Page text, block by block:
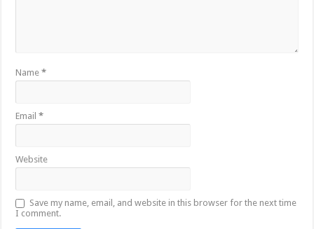
Name*
Email*
Website
Save my name, email, and website in this browser for the next time
I comment.